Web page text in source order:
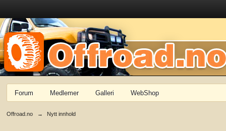
Forum Medlemer Galleri WebShop
Offroad.no → Nytt innhold